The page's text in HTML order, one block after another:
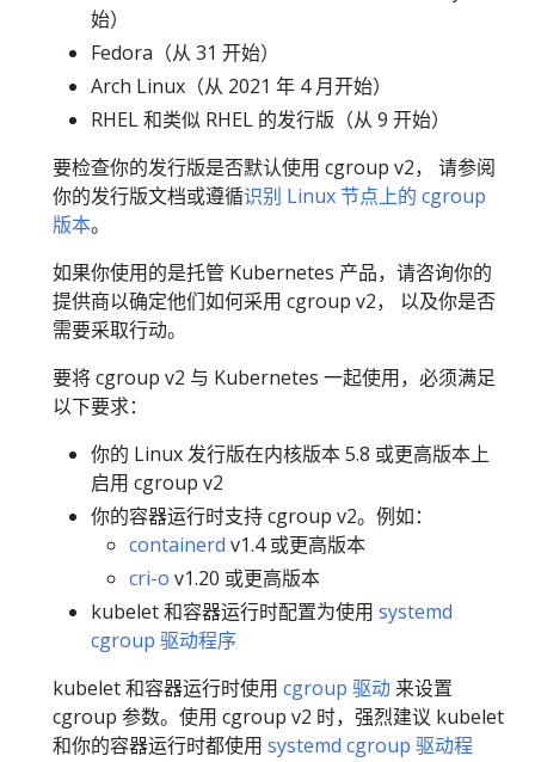
始）
Fedora（从 31 开始）
Arch Linux（从 2021 年 4 月开始）
RHEL 和类似 RHEL 的发行版（从 9 开始）
要检查你的发行版是否默认使用 cgroup v2， 请参阅
你的发行版文档或遵循识别 Linux 节点上的 cgroup
版本。
如果你使用的是托管 Kubernetes 产品，请咨询你的
提供商以确定他们如何采用 cgroup v2， 以及你是否
需要采取行动。
要将 cgroup v2 与 Kubernetes 一起使用，必须满足
以下要求：
你的 Linux 发行版在内核版本 5.8 或更高版本上
启用 cgroup v2
你的容器运行时支持 cgroup v2。例如：
containerd v1.4 或更高版本
cri-o v1.20 或更高版本
kubelet 和容器运行时配置为使用 systemd
cgroup 驱动程序
kubelet 和容器运行时使用 cgroup 驱动 来设置
cgroup 参数。使用 cgroup v2 时，强烈建议 kubelet
和你的容器运行时都使用 systemd cgroup 驱动程